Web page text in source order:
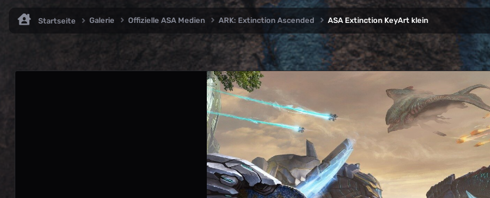
Startseite Galerie Offizielle ASA Medien ARK: Extinction Ascended ASA Extinction KeyArt klein